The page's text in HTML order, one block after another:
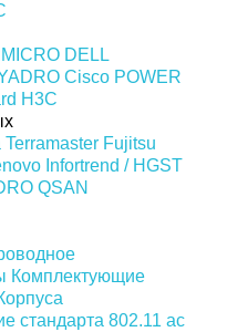
DELL
Cisco POWER
H3C
Terramaster Fujitsu
Infortrend / HGST
QSAN
Комплектующие
стандарта 802.11 ас